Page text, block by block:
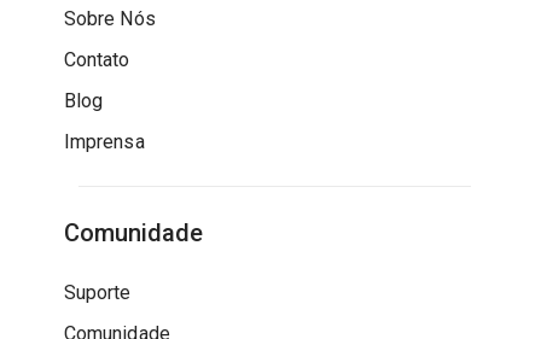
Sobre Nós
Contato
Blog
Imprensa
Comunidade
Suporte
Comunidade